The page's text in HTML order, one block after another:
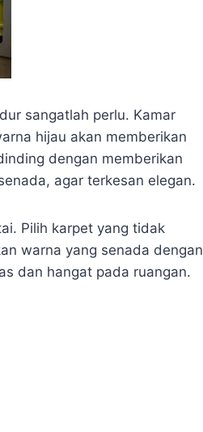
sangatlah perlu. Kamar
hijau akan memberikan
dengan memberikan
agar terkesan elegan.
Pilih karpet yang tidak
warna yang senada dengan
dan hangat pada ruangan.